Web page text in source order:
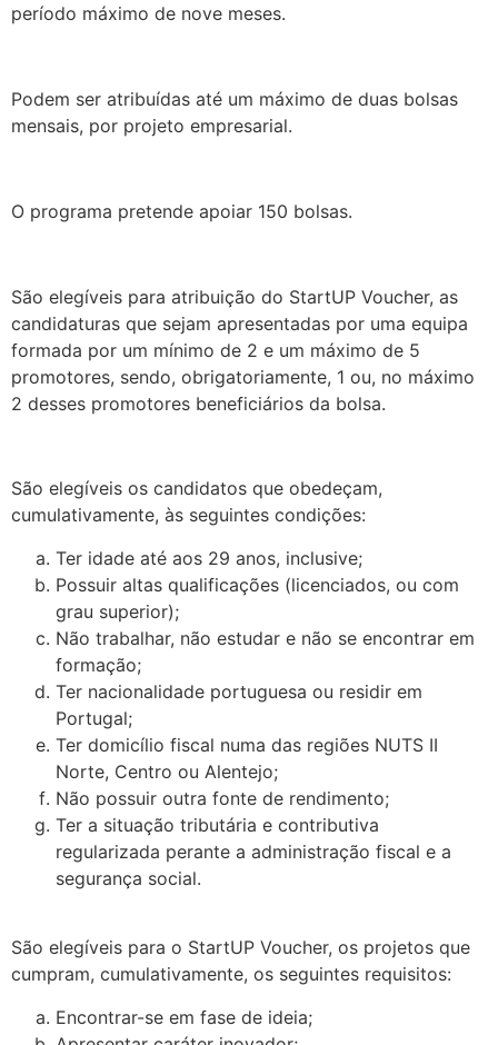
período máximo de nove meses.
Podem ser atribuídas até um máximo de duas bolsas
mensais, por projeto empresarial.
O programa pretende apoiar 150 bolsas.
São elegíveis para atribuição do StartUP Voucher, as
candidaturas que sejam apresentadas por uma equipa
formada por um mínimo de 2 e um máximo de 5
promotores, sendo, obrigatoriamente, 1 ou, no máximo
2 desses promotores beneficiários da bolsa.
São elegíveis os candidatos que obedeçam,
cumulativamente, às seguintes condições:
Ter idade até aos 29 anos, inclusive;
Possuir altas qualificações (licenciados, ou com
grau superior);
Não trabalhar, não estudar e não se encontrar em
formação;
Ter nacionalidade portuguesa ou residir em
Portugal;
Ter domicílio fiscal numa das regiões NUTS II
Norte, Centro ou Alentejo;
Não possuir outra fonte de rendimento;
Ter a situação tributária e contributiva
regularizada perante a administração fiscal e a
segurança social.
São elegíveis para o StartUP Voucher, os projetos que
cumpram, cumulativamente, os seguintes requisitos:
Encontrar-se em fase de ideia;